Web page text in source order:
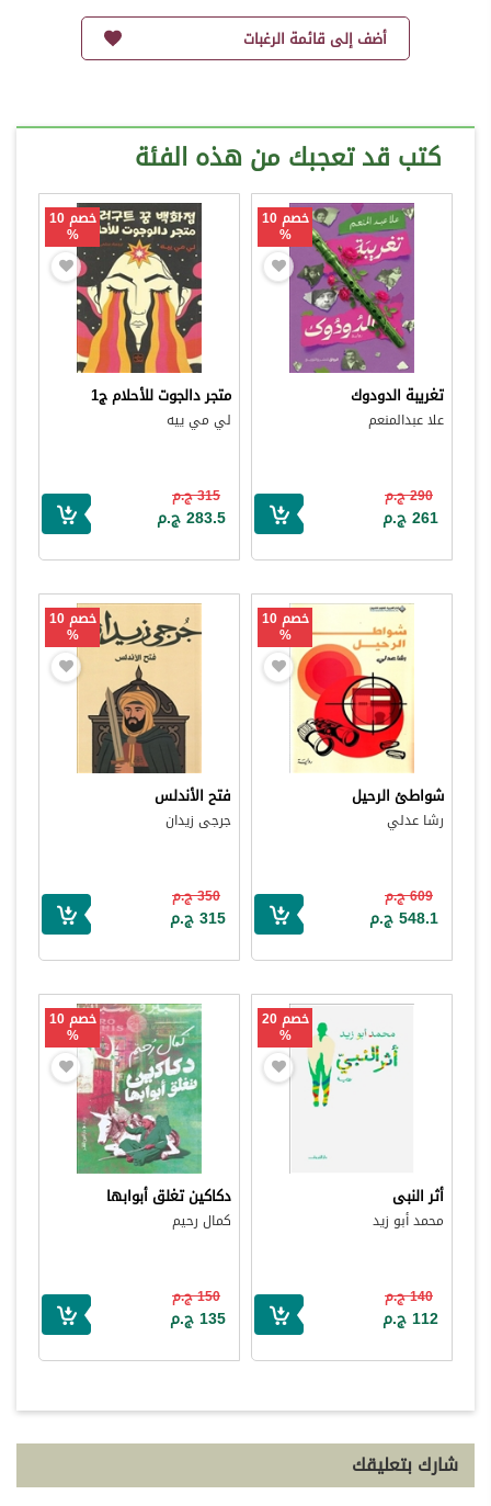
أضف إلى قائمة الرغبات
كتب قد تعجبك من هذه الفئة
خصم 10
%
تغريبة الدودوك
علا عبدالمنعم
290 ج.م
261 ج.م
خصم 10
%
متجر دالجوت للأحلام ج1
لي مي ييه
315 ج.م
283.5 ج.م
خصم 10
%
شواطئ الرحيل
رشا عدلي
609 ج.م
548.1 ج.م
خصم 10
%
فتح الأندلس
جرجى زيدان
350 ج.م
315 ج.م
خصم 20
%
أثر النبى
محمد أبو زيد
140 ج.م
112 ج.م
خصم 10
%
دكاكين تغلق أبوابها
كمال رحيم
150 ج.م
135 ج.م
شارك بتعليقك